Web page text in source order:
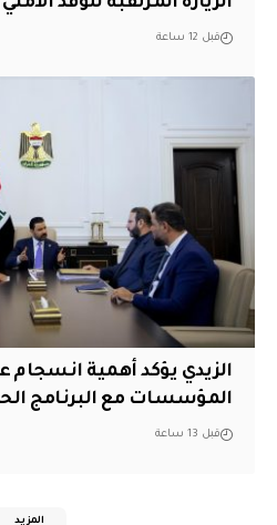
قبل 12 ساعة
الزيدي يؤكد أهمية
المؤسسات مع البرنامج
قبل 13 ساعة
المزيد